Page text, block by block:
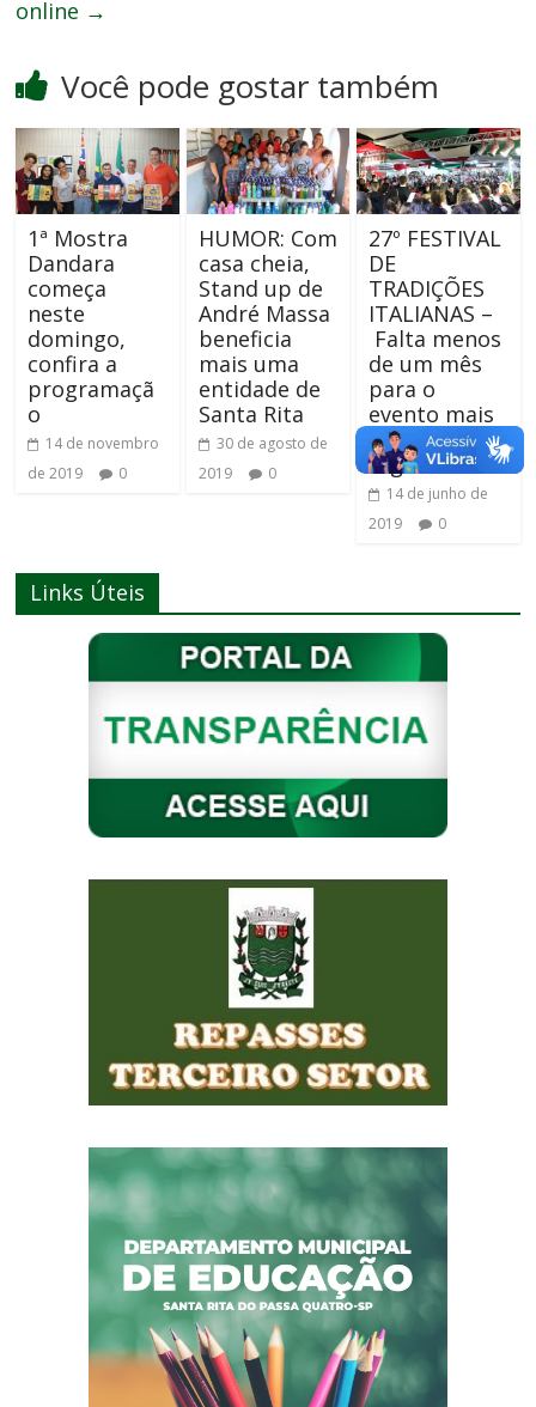
online →
Você pode gostar também
1ª Mostra
Dandara
começa
neste
domingo,
confira a
programaçã
o
14 de novembro
de 2019
0
HUMOR: Com
casa cheia,
Stand up de
André Massa
beneficia
mais uma
entidade de
Santa Rita
30 de agosto de
2019
0
27º FESTIVAL
DE
TRADIÇÕES
ITALIANAS –
Falta menos
de um mês
para o
evento mais
esperado da
região
14 de junho de
2019
0
Links Úteis